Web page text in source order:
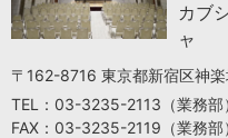
カブ
ャ
〒162-8716 東京都新宿区神
TEL：03-3235-2113（業務部
FAX：03-3235-2119（業務部